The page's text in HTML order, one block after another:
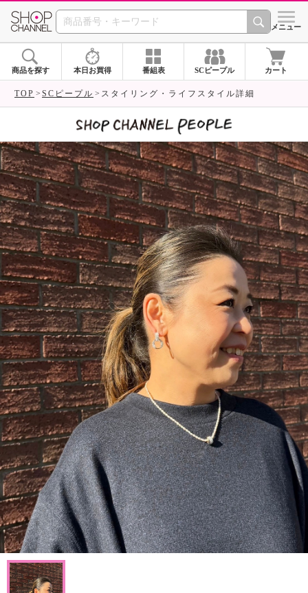
SHOP CHANNEL シメニュー
商品を探す 本日お買得 番組表 SCピープル カート
TOP SCピープル スタイリング・ライフスタイル詳細